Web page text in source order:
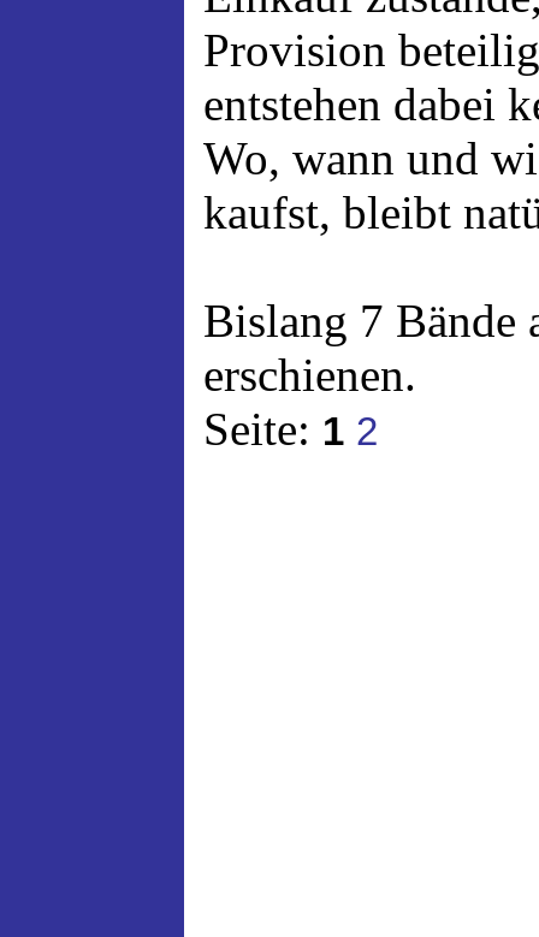
Provision
entstehen dabei
Wo, wann und
kaufst, bleibt
Bislang 7 Bände
erschienen.
Seite: 1 2